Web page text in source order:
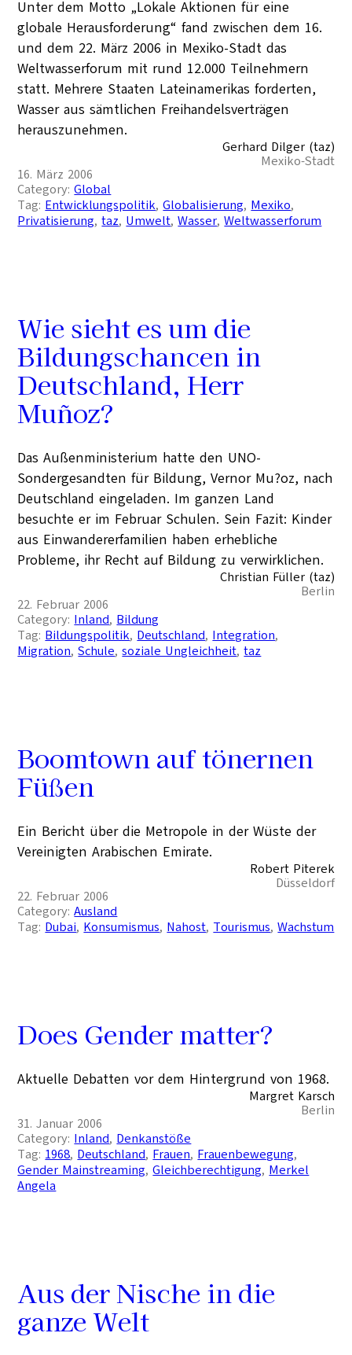
Unter dem Motto „Lokale Aktionen für eine
globale Herausforderung“ fand zwischen dem 16.
und dem 22. März 2006 in Mexiko-Stadt das
Weltwasserforum mit rund 12.000 Teilnehmern
statt. Mehrere Staaten Lateinamerikas forderten,
Wasser aus sämtlichen Freihandelsverträgen
herauszunehmen.
Gerhard Dilger (taz)
Mexiko-Stadt
16. März 2006
Category:Global
Tag: Entwicklungspolitik, Globalisierung, Mexiko
Privatisierung, taz, Umwelt, Wasser, Weltwasserforum
Wie sieht es um die
Bildungschancen in
Deutschland, Herr
Muñoz?
Das Außenministerium hatte den UNO-
Sondergesandten für Bildung, Vernor Mu?oz, nach
Deutschland eingeladen. Im ganzen Land
besuchte er im Februar Schulen. Sein Fazit: Kinder
aus Einwandererfamilien haben erhebliche
Probleme, ihr Recht auf Bildung zu verwirklichen.
Christian Füller (taz)
Berlin
22. Februar 2006
Category: Inland, Bildung
Tag: Bildungspolitik, Deutschland, Integration
Migration, Schule, soziale Ungleichheit, taz
Boomtown auf tönernen
Füßen
Ein Bericht über die Metropole in der Wüste der
Vereinigten Arabischen Emirate.
Robert Piterek
Düsseldorf
22. Februar 2006
Category:Ausland
Tag: Dubai, Konsumismus, Nahost, Tourismus, Wachstum
Does Gender matter?
Aktuelle Debatten vor dem Hintergrund von 1968.
Margret Karsch
Berlin
31. Januar 2006
Category: Inland, Denkanstöße
Tag: 1968, Deutschland, Frauen, Frauenbewegung
Gender Mainstreaming, Gleichberechtigung, Merkel
Angela
Aus der Nische in die
ganze Welt